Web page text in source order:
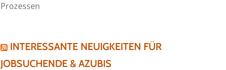
Prozessen
INTERESSANTE NEUIGKEITEN FÜR
JOBSUCHENDE & AZUBIS